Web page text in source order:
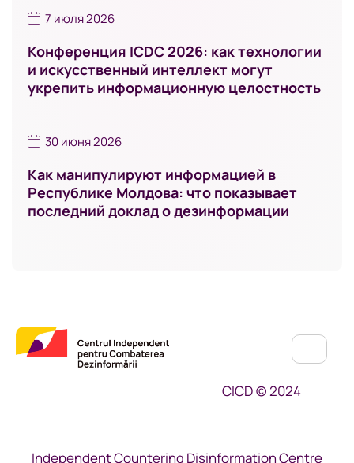
7 июля 2026
Конференция ICDC 2026: как технологии
и искусственный интеллект могут
укрепить информационную целостность
30 июня 2026
Как манипулируют информацией в
Республике Молдова: что показывает
последний доклад о дезинформации
CICD (c) 2024
Independent Countering Disinformation Centre